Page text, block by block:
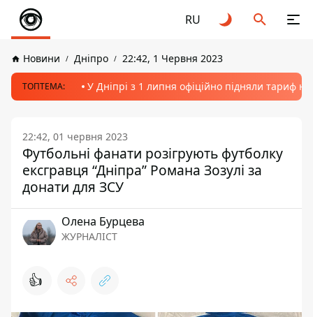
RU
Новини Дніпро 22:42, 1 Червня 2023
ТОПТЕМА: У Дніпрі з 1 липня офіційно підняли тариф
22:42, 01 червня 2023
Футбольні фанати розігрують футболку
ексгравця “Дніпра” Романа Зозулі за
донати для ЗСУ
Олена Бурцева
ЖУРНАЛІСТ
👍